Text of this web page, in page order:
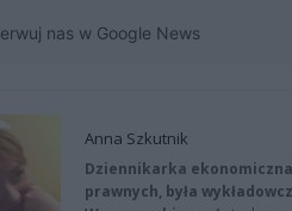
nas w Google News
Anna Szkutnik
Dziennikarka
prawnych, była